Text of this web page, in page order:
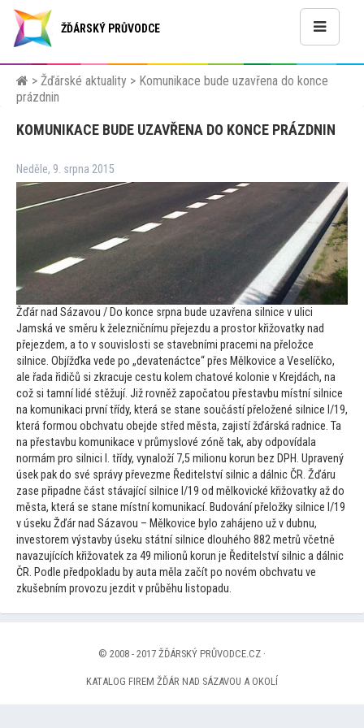
ŽĎÁRSKÝ PRŮVODCE
> Žďárské aktuality > Komunikace bude uzavřena do konce
prázdnin
KOMUNIKACE BUDE UZAVŘENA DO KONCE PRÁZDNIN
Neděle, 9. srpna 2015
Žďár nad Sázavou / Do konce srpna bude uzavřena silnice v ulici
Jamská ve směru k železničnímu přejezdu a prostor křižovatky nad
přejezdem, ato v souvislosti se stavebními pracemi na přeložce
silnice. Objížďka vede po „devatenáctce“ přes Mělkovice a Veselíčko,
ale řada řidičů si zkracuje cestu kolem chatové kolonie v Krejdách, na
což si tamní lidé stěžují. Již rovněž započatou přestavbu místní silnice
na komunikaci první třídy, která se stane součástí přeložené silnice I/19,
která formou obchvatu obejde střed města, zajistí žďárská radnice. Ta
na přestavbu komunikace v průmyslové zóně tak, aby odpovídala
normám pro silnici I. třídy, vynaloží 7,5 milionu korun bez DPH. Upravený
úsek pak do své správy převezme Ředitelství silnic a dálnic ČR. Žďáru
zase připadne část stávající silnice I/19 od mělkovické křižovatky až do
města, která se stane místní komunikací. Budování přeložky silnice I/19
v úseku Žďár nad Sázavou – Mělkovice bylo zahájeno už v dubnu,
investorem výstavby úseku státní silnice dlouhého 882 metrů včetně
navazujících křižovatek za 49 milionů korun je Ředitelství silnic a dálnic
ČR. Podle předpokladu by auta měla začít po novém obchvatu ve
zkušebním provozu jezdit v průběhu listopadu.
© 2008 - 2017 ŽĎÁRSKÝ PRŮVODCE.CZ ·
KATALOG FIREM ŽĎÁR NAD SÁZAVOU A OKOLÍ